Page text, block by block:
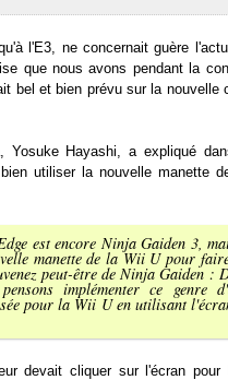
l'E3, ne concernait guère
que nous avons pendant la
bel et bien prévu sur la nouvelle
Yosuke Hayashi, a expliqué
utiliser la nouvelle manette
est encore Ninja Gaiden 3,
manette de la Wii U pour
peut-être de Ninja Gaiden :
implémenter ce genre
pour la Wii U en utilisant
devait cliquer sur l'écran